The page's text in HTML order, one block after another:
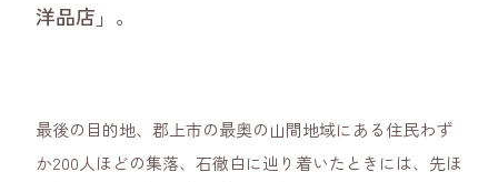
洋品店」。
最後の目的地、郡上市の最奥の山間地域にある住民わず
か200人ほどの集落、石徹白に辿り着いたときには、先ほ